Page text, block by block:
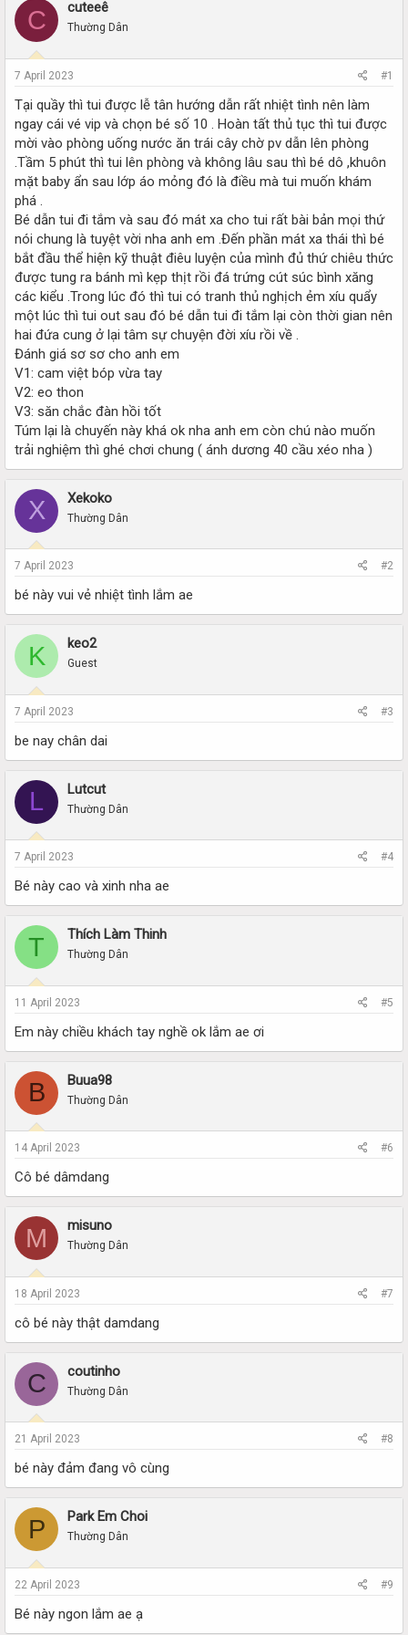
a
t
a
t
e
t
e
C cuteeê
Thường Dân
7 April 2023 #1
Tại quầy thì tui được lễ tân hướng dẫn rất nhiệt tình nên làm
ngay cái vé vip và chọn bé số 10 . Hoàn tất thủ tục thì tui được
mời vào phòng uống nước ăn trái cây chờ pv dẫn lên phòng
.Tầm 5 phút thì tui lên phòng và không lâu sau thì bé dô ,khuôn
mặt baby ẩn sau lớp áo mỏng đó là điều mà tui muốn khám
phá .
Bé dẫn tui đi tắm và sau đó mát xa cho tui rất bài bản mọi thứ
nói chung là tuyệt vời nha anh em .Đến phần mát xa thái thì bé
bắt đầu thể hiện kỹ thuật điêu luyện của mình đủ thứ chiêu thức
được tung ra bánh mì kẹp thịt rồi đá trứng cút súc bình xăng
các kiểu .Trong lúc đó thì tui có tranh thủ nghịch ẻm xíu quẩy
một lúc thì tui out sau đó bé dẫn tui đi tắm lại còn thời gian nên
hai đứa cung ở lại tâm sự chuyện đời xíu rồi về .
Đánh giá sơ sơ cho anh em
V1: cam việt bóp vừa tay
V2: eo thon
V3: săn chắc đàn hồi tốt
Túm lại là chuyến này khá ok nha anh em còn chú nào muốn
trải nghiệm thì ghé chơi chung ( ánh dương 40 cầu xéo nha )
X Xekoko
Thường Dân
7 April 2023 #2
bé này vui vẻ nhiệt tình lắm ae
K keo2
Guest
7 April 2023 #3
be nay chân dai
L Lutcut
Thường Dân
7 April 2023 #4
Bé này cao và xinh nha ae
T Thích Làm Thinh
Thường Dân
11 April 2023 #5
Em này chiều khách tay nghề ok lắm ae ơi
B Buua98
Thường Dân
14 April 2023 #6
Cô bé dâmdang
M misuno
Thường Dân
18 April 2023 #7
cô bé này thật damdang
C coutinho
Thường Dân
21 April 2023 #8
bé này đảm đang vô cùng
P Park Em Choi
Thường Dân
22 April 2023 #9
Bé này ngon lắm ae ạ